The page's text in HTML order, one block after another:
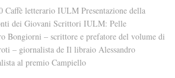
Caffè letterario IULM Presentazione della
dei Giovani Scrittori IULM: Pelle
Bongiorni – scrittore e prefatore del volume di
– giornalista de Il libraio Alessandro
al premio Campiello